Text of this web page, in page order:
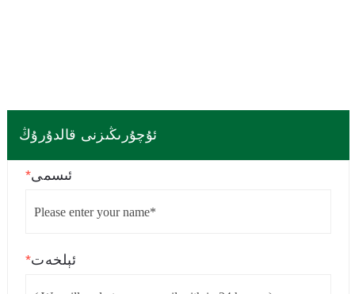
ئۇچۇرىڭىزنى قالدۇرۇڭ
*ئىسمى
*ئېلخەت